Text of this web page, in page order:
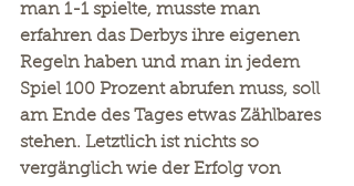
man 1-1 spielte, musste man
erfahren das Derbys ihre eigenen
Regeln haben und man in jedem
Spiel 100 Prozent abrufen muss, soll
am Ende des Tages etwas Zählbares
stehen. Letztlich ist nichts so
vergänglich wie der Erfolg von